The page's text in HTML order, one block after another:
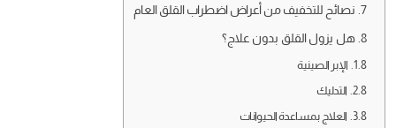
نصائح للتخفيف من أعراض اضطراب القلق العام
هل يزول القلق بدون علاج؟
الإبر الصينية
التدليك
العلاج بمساعدة الحيوانات